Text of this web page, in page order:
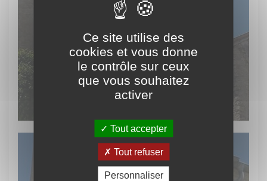
Ce site utilise des
cookies et vous donne
le contrôle sur ceux
que vous souhaitez
activer
Tout accepter
Tout refuser
Personnaliser